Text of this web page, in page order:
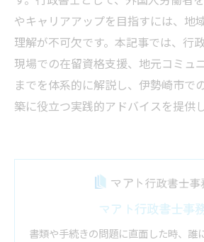
やキャリアアップを目指すには、地
理解が不可欠です。本記事では、行
現場での在留資格支援、地元コミュ
までを体系的に解説し、伊勢崎市で
築に役立つ実践的アドバイスを提供し
マアト行政書士事
書類や手続きの問題に直面した時、誰